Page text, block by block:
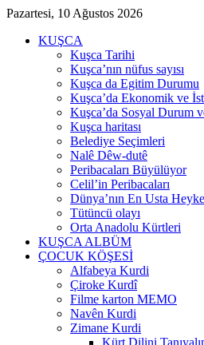
Pazartesi, 10 Ağustos 2026
KUŞCA
Kuşca Tarihi
Kuşca’nın nüfus sayısı
Kuşca da Egitim Durumu
Kuşca’da Ekonomik ve
Kuşca’da Sosyal Durum
Kuşca haritası
Belediye Seçimleri
Nalê Dêw-dutê
Peribacaları Büyülüyor
Celil’in Peribacaları
Dünya’nın En Usta
Tütüncü olayı
Orta Anadolu Kürtleri
KUŞCA ALBÜM
ÇOCUK KÖŞESİ
Alfabeya Kurdi
Çiroke Kurdî
Filme karton MEMO
Navên Kurdi
Zimane Kurdi
Kürt Dilini